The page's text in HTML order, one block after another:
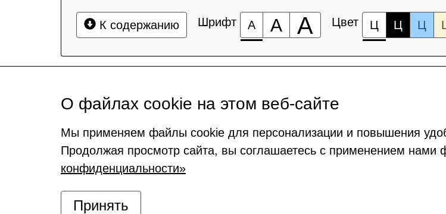
К содержанию Шрифт А А А Цвет Ц Ц Ц
О файлах cookie на этом веб-сайте
Мы применяем файлы cookie для персонализации и повышения
Продолжая просмотр сайта, вы соглашаетесь с применением нами
конфиденциальности»
Принять